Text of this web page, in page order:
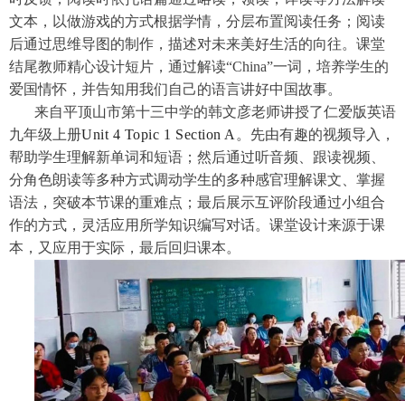
文本，以做游戏的方式根据学情，分层布置阅读任务；阅读
后通过思维导图的制作，描述对未来美好生活的向往。课堂
结尾教师精心设计短片，通过解读“China”一词，培养学生的
爱国情怀，并告知用我们自己的语言讲好中国故事。
来自平顶山市第十三中学的韩文彦老师讲授了仁爱版英语
九年级上册Unit 4 Topic 1 Section A 。先由有趣的视频导入，
帮助学生理解新单词和短语；然后通过听音频、跟读视频、
分角色朗读等多种方式调动学生的多种感官理解课文、掌握
语法，突破本节课的重难点；最后展示互评阶段通过小组合
作的方式，灵活应用所学知识编写对话。课堂设计来源于课
本，又应用于实际，最后回归课本。